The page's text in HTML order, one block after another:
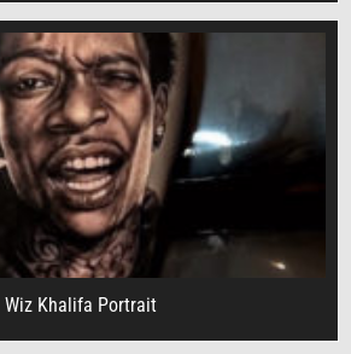
Wiz Khalifa Portrait